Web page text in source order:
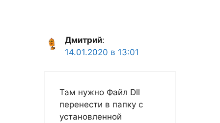
Дмитрий:
14.01.2020 в 13:01
Там нужно Файл Dll
перенести в папку с
установленной